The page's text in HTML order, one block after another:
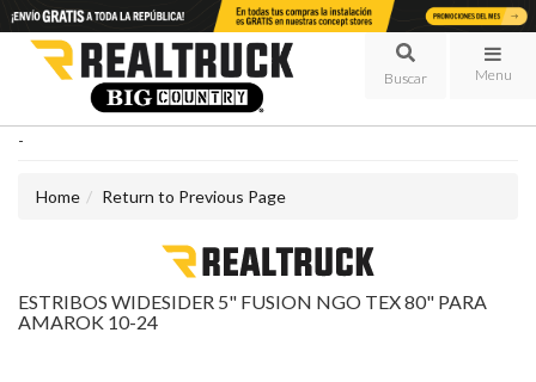
Menu
-
Home Return to Previous Page
ESTRIBOS WIDESIDER 5" FUSION NGO TEX 80" PARA
AMAROK 10-24